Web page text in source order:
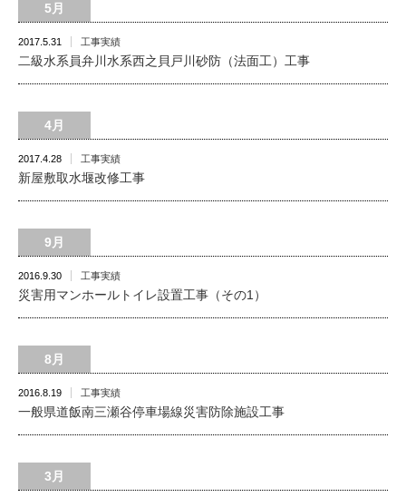
5月
2017.5.31 工事実績
二級水系員弁川水系西之貝戸川砂防（法面工）工事
4月
2017.4.28 工事実績
新屋敷取水堰改修工事
9月
2016.9.30 工事実績
災害用マンホールトイレ設置工事（その1）
8月
2016.8.19 工事実績
一般県道飯南三瀬谷停車場線災害防除施設工事
3月